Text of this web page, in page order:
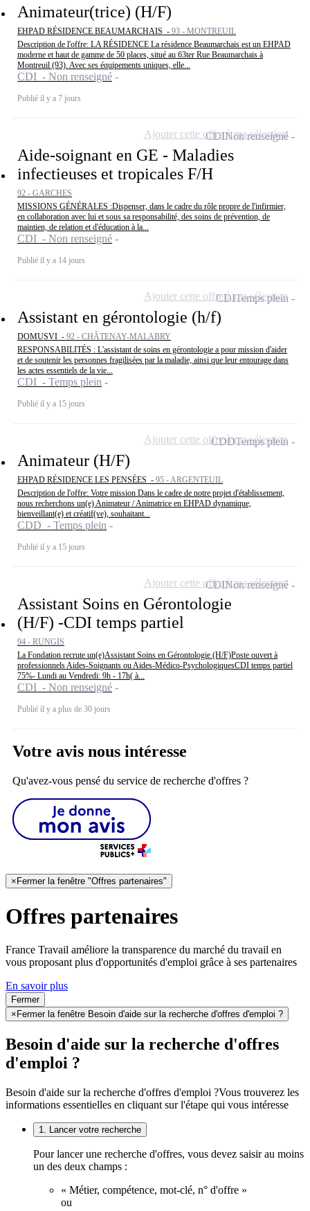
Animateur(trice) (H/F)
EHPAD RÉSIDENCE BEAUMARCHAIS - 93 - MONTREUIL
Description de l'offre: LA RÉSIDENCE La résidence Beaumarchais est un EHPAD
moderne et haut de gamme de 50 places, situé au 63ter Rue Beaumarchais à
Montreuil (93). Avec ses équipements uniques, elle...
CDI - Non renseigné
Publié il y a 7 jours
Aide-soignant en GE - Maladies
infectieuses et tropicales F/H
92 - GARCHES
MISSIONS GÉNÉRALES :Dispenser, dans le cadre du rôle propre de l'infirmier,
en collaboration avec lui et sous sa responsabilité, des soins de prévention, de
maintien, de relation et d'éducation à la...
CDI - Non renseigné
Publié il y a 14 jours
CDINon renseigné
Ajouter cette offre à ma sélection
Assistant en gérontologie (h/f)
DOMUSVI - 92 - CHÂTENAY-MALABRY
RESPONSABILITÉS : L'assistant de soins en gérontologie a pour mission d'aider
et de soutenir les personnes fragilisées par la maladie, ainsi que leur entourage dans
les actes essentiels de la vie...
CDI - Temps plein
Publié il y a 15 jours
CDITemps plein
Ajouter cette offre à ma sélection
Animateur (H/F)
EHPAD RÉSIDENCE LES PENSÉES - 95 - ARGENTEUIL
Description de l'offre: Votre mission Dans le cadre de notre projet d'établissement,
nous recherchons un(e) Animateur / Animatrice en EHPAD dynamique,
bienveillant(e) et créatif(ve), souhaitant...
CDD - Temps plein
Publié il y a 15 jours
CDDTemps plein
Ajouter cette offre à ma sélection
Assistant Soins en Gérontologie
(H/F) -CDI temps partiel
94 - RUNGIS
La Fondation recrute un(e)Assistant Soins en Gérontologie (H/F)Poste ouvert à
professionnels Aides-Soignants ou Aides-Médico-PsychologiquesCDI temps partiel
75%- Lundi au Vendredi: 9h - 17h( à...
CDI - Non renseigné
Publié il y a plus de 30 jours
CDINon renseigné
Ajouter cette offre à ma sélection
Votre avis nous intéresse
Qu'avez-vous pensé du service de recherche d'offres ?
× Fermer la fenêtre "Offres partenaires"
Offres partenaires
France Travail améliore la transparence du marché du travail en
vous proposant plus d'opportunités d'emploi grâce à ses partenaires
En savoir plus
Fermer
× Fermer la fenêtre Besoin d'aide sur la recherche d'offres d'emploi ?
Besoin d'aide sur la recherche d'offres
d'emploi ?
Besoin d'aide sur la recherche d'offres d'emploi ?Vous trouverez les
informations essentielles en cliquant sur l'étape qui vous intéresse
1. Lancer votre recherche
Pour lancer une recherche d'offres, vous devez saisir au moins
un des deux champs :
« Métier, compétence, mot-clé, n° d'offre »
ou